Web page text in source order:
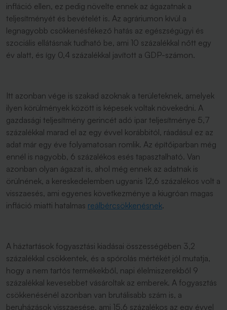
infláció ellen, ez pedig növelte ennek az ágazatnak a
teljesítményét és bevételét is. Az agráriumon kívül a
legnagyobb csökkenésfékező hatás az egészségügyi és
szociális ellátásnak tudható be, ami 10 százalékkal nőtt egy
év alatt, és így 0,4 százalékkal javított a GDP-számon.
Itt azonban vége is szakad azoknak a területeknek, amelyek
ilyen körülmények között is képesek voltak növekedni. A
gazdasági teljesítmény gerincét adó ipar teljesítménye 5,7
százalékkal marad el az egy évvel korábbitól, ráadásul ez az
adat már egy éve folyamatosan romlik. Az építőiparban még
ennél is nagyobb, 6 százalékos esés tapasztalható. Van
azonban olyan ágazat is, ahol még ennek az adatnak is
örülnének, a kereskedelemben ugyanis 12,6 százalékos volt a
visszaesés, ami egyenes következménye a kiugróan magas
infláció miatti hatalmas reálbércsökkenésnek.
A háztartások fogyasztási kiadásai összességében 3,2
százalékkal csökkentek, és a spórolás mértékét jól mutatja,
hogy a nem tartós termékekből, napi élelmiszerekből 9
százalékkal kevesebbet vásároltak az emberek. A fogyasztás
csökkenésénél azonban van brutálisabb szám is, a
beruházások visszaesése, ami 15,6 százalékos az egy évvel